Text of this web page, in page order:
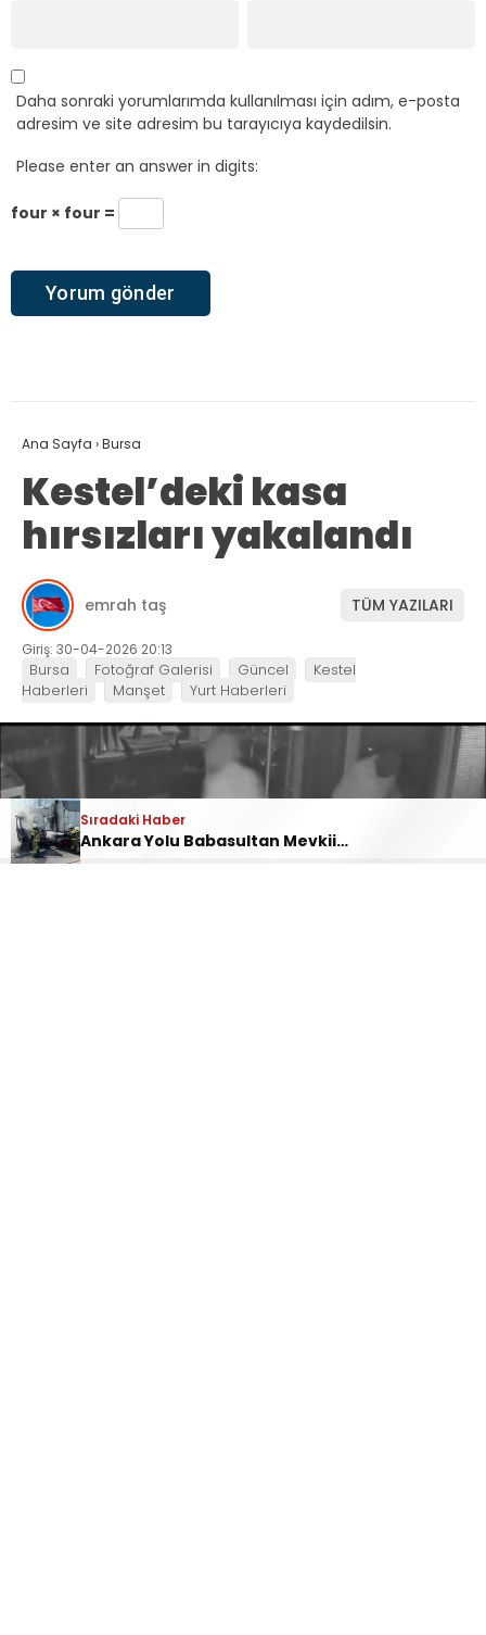
Sıradaki Haber
Ankara Yolu Babasultan Mevkii’nde Korkutan Tır Yangını
Daha sonraki yorumlarımda kullanılması için adım, e-posta
adresim ve site adresim bu tarayıcıya kaydedilsin.
Please enter an answer in digits:
four × four =
Ana Sayfa ›Bursa
Kestel’deki kasa
hırsızları yakalandı
emrah taş TÜM YAZILARI
Giriş: 30-04-2026 20:13
Bursa Fotoğraf Galerisi Güncel
Kestel
Haberleri
Manşet Yurt Haberleri